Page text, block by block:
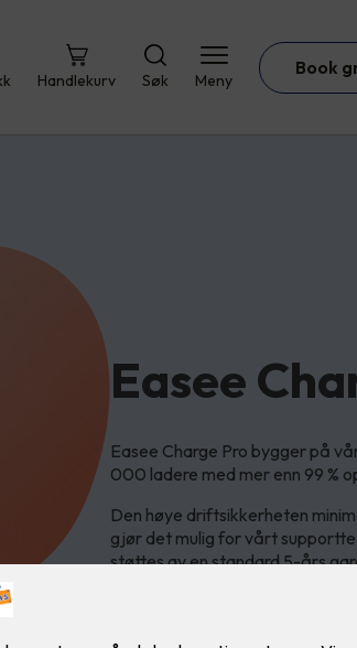
Handlekurv Søk Meny
Book
Easee
Easee Charge Pro bygger på
000 ladere med mer enn 99 %
Den høye driftsikkerheten
gjør det mulig for vårt
støttes av en standard 5-års